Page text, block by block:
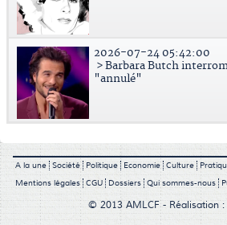
2026-07-24 05:42:00
> Barbara Butch
"annulé"
A la une Société Politique Economie Culture
Mentions légales CGU Dossiers Qui sommes-nous
© 2013 AMLCF - Réalisation :